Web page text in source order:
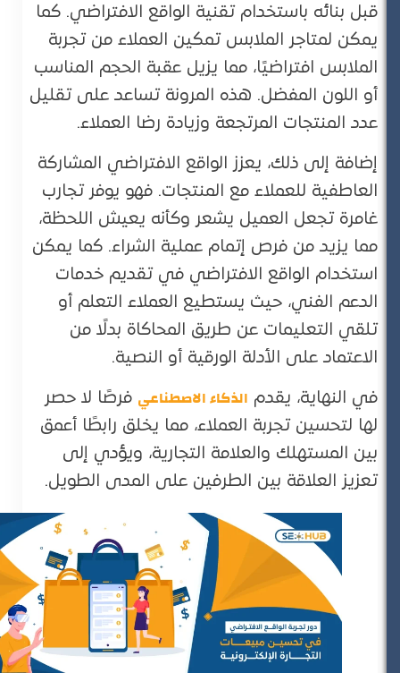
قبل بنائه باستخدام تقنية الواقع الافتراضي. كما
يمكن لمتاجر الملابس تمكين العملاء من تجربة
الملابس افتراضيًا، مما يزيل عقبة الحجم المناسب
أو اللون المفضل. هذه المرونة تساعد على تقليل
عدد المنتجات المرتجعة وزيادة رضا العملاء.
إضافة إلى ذلك، يعزز الواقع الافتراضي المشاركة
العاطفية للعملاء مع المنتجات. فهو يوفر تجارب
غامرة تجعل العميل يشعر وكأنه يعيش اللحظة،
مما يزيد من فرص إتمام عملية الشراء. كما يمكن
استخدام الواقع الافتراضي في تقديم خدمات
الدعم الفني، حيث يستطيع العملاء التعلم أو
تلقي التعليمات عن طريق المحاكاة بدلًا من
الاعتماد على الأدلة الورقية أو النصية.
في النهاية، يقدمالذكاء الاصطناعيفرصًا لا حصر
لها لتحسين تجربة العملاء، مما يخلق رابطًا أعمق
بين المستهلك والعلامة التجارية، ويؤدي إلى
تعزيز العلاقة بين الطرفين على المدى الطويل.